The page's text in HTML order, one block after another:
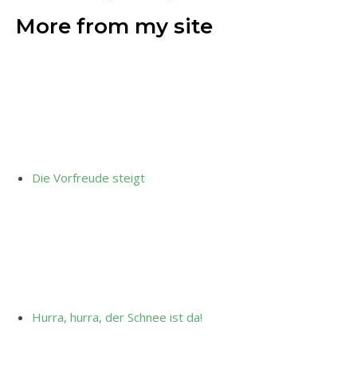
More from my site
Die Vorfreude steigt
Hurra, hurra, der Schnee ist da!